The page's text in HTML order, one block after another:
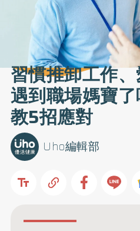
習慣推卸工作
遇到職場媽寶
教5招應對
Uho編輯部